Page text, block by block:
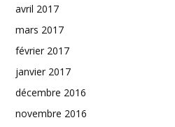
avril 2017
mars 2017
février 2017
janvier 2017
décembre 2016
novembre 2016